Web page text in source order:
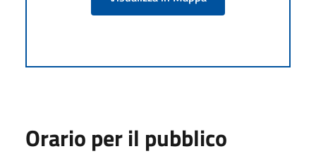
Orario per il pubblico